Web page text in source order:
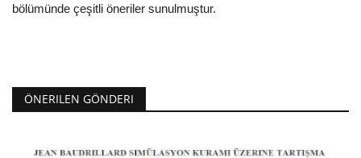
bölümünde çeşitli öneriler sunulmuştur.
ÖNERILEN GÖNDERI